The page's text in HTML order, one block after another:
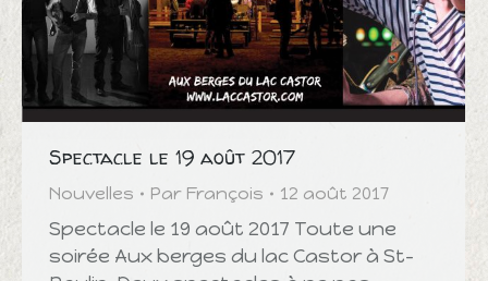
Spectacle le 19 août 2017
Nouvelles Par François 12 août 2017
Spectacle le 19 août 2017 Toute une
soirée Aux berges du lac Castor à St-